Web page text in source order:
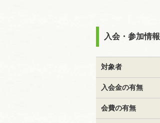
入会・参加情報
対象者
入会金の有無
会費の有無